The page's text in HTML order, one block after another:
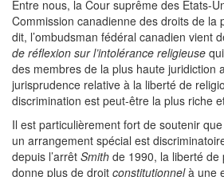
Entre nous, la Cour suprême des États-
Commission canadienne des droits de la
dit, l’ombudsman fédéral canadien vient
de réflexion sur l’intolérance religieuse
des membres de la plus haute juridiction
jurisprudence relative à la liberté de
discrimination est peut-être la plus riche
Il est particulièrement fort de soutenir
un arrangement spécial est
depuis l’arrêt Smith de 1990, la liberté
donne plus de droit constitutionnelà une